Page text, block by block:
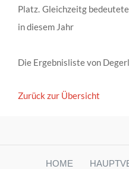
Platz. Gleichzeitg
in diesem Jahr
Die Ergebnisliste von
Zurück zur Übersicht
HOME